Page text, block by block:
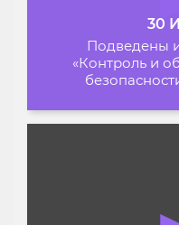
30
Подведены
«Контроль и